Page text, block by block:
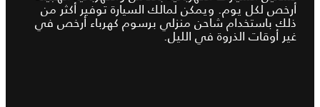
أرخص لكل يوم. ويمكن لمالك السيارة توفير أكثر من
ذلك باستخدام شاحن منزلي برسوم كهرباء أرخص في
غير أوقات الذروة في الليل.